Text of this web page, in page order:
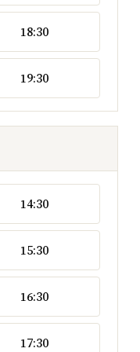
18:30
19:30
14:30
15:30
16:30
17:30